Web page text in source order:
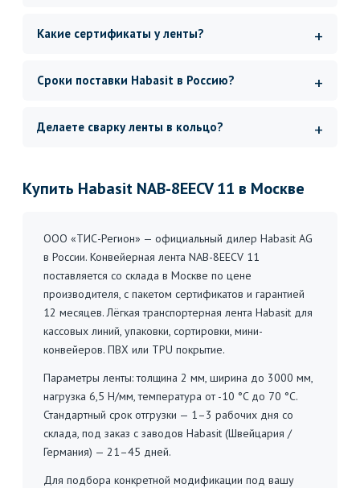
Какие сертификаты у ленты?
Сроки поставки Habasit в Россию?
Делаете сварку ленты в кольцо?
Купить Habasit NAB-8EECV 11 в Москве
ООО «ТИС-Регион» — официальный дилер Habasit AG
в России. Конвейерная лента NAB-8EECV 11
поставляется со склада в Москве по цене
производителя, с пакетом сертификатов и гарантией
12 месяцев. Лёгкая транспортерная лента Habasit для
кассовых линий, упаковки, сортировки, мини-
конвейеров. ПВХ или TPU покрытие.
Параметры ленты: толщина 2 мм, ширина до 3000 мм,
нагрузка 6,5 Н/мм, температура от -10 °C до 70 °C.
Стандартный срок отгрузки — 1–3 рабочих дня со
склада, под заказ с заводов Habasit (Швейцария /
Германия) — 21–45 дней.
Для подбора конкретной модификации под вашу